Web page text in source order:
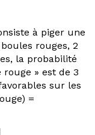
à piger une
rouges, 2
la probabilité
» est de 3
sur les
=